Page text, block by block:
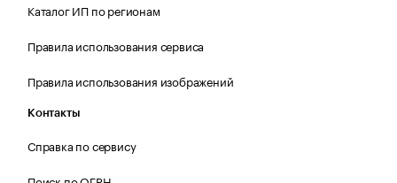
Каталог ИП по регионам
Правила использования сервиса
Правила использования изображений
Контакты
Справка по сервису